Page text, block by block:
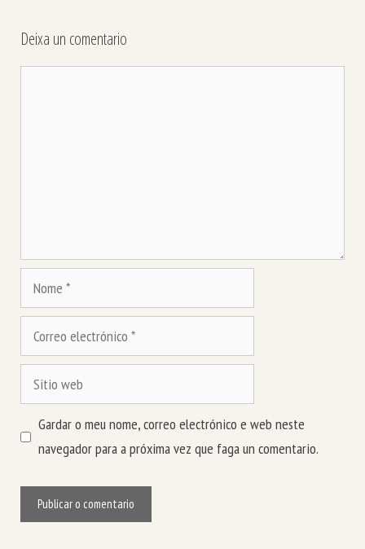
Deixa un comentario
Nome
Correo
electrónico
Sitio
web
Gardar o meu nome, correo electrónico e web neste
navegador para a próxima vez que faga un comentario.